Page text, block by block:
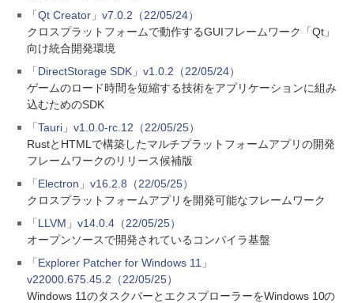
「Qt Creator」v7.0.2（22/05/24）
クロスプラットフォームで動作するGUIフレームワーク「Qt」
向け統合開発環境
「DirectStorage SDK」v1.0.2（22/05/24）
ゲームのロード時間を短縮する技術をアプリケーションに組み
込むためのSDK
「Tauri」v1.0.0-rc.12（22/05/25）
RustとHTMLで構築したマルチプラットフォームアプリの開発
フレームワークのリリース候補版
「Electron」v16.2.8（22/05/25）
クロスプラットフォームアプリを開発可能なフレームワーク
「LLVM」v14.0.4（22/05/25）
オープンソースで開発されているコンパイラ基盤
「Explorer Patcher for Windows 11」
v22000.675.45.2（22/05/25）
Windows 11のタスクバーとエクスプローラーをWindows 10の